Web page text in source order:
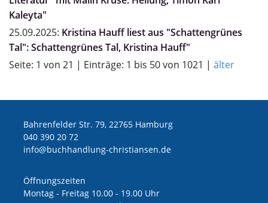
Kaleyta"
25.09.2025: Kristina Hauff liest aus "Schattengrünes
Tal": Schattengrünes Tal, Kristina Hauff"
Seite: 1 von 21 | Einträge: 1 bis 50 von 1021 | älter
Bahrenfelder Str. 79, 22765 Hamburg
040 390 20 72
ed.nesnaitsirhc-gnuldnahhcub@ofni
Öffnungszeiten
Montag - Freitag 10.00 - 19.00 Uhr